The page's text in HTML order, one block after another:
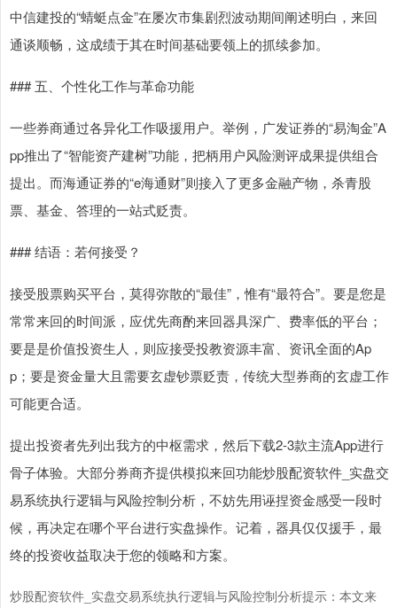
中信建投的“蜻蜓点金”在屡次市集剧烈波动期间阐述明白，来回
通谈顺畅，这成绩于其在时间基础要领上的抓续参加。
### 五、个性化工作与革命功能
一些券商通过各异化工作吸援用户。举例，广发证券的“易淘金”A
pp推出了“智能资产建树”功能，把柄用户风险测评成果提供组合
提出。而海通证券的“e海通财”则接入了更多金融产物，杀青股
票、基金、答理的一站式贬责。
### 结语：若何接受？
接受股票购买平台，莫得弥散的“最佳”，惟有“最符合”。要是您是
常常来回的时间派，应优先商酌来回器具深广、费率低的平台；
要是是价值投资生人，则应接受投教资源丰富、资讯全面的Ap
p；要是资金量大且需要玄虚钞票贬责，传统大型券商的玄虚工作
可能更合适。
提出投资者先列出我方的中枢需求，然后下载2-3款主流App进行
骨子体验。大部分券商齐提供模拟来回功能炒股配资软件_实盘交
易系统执行逻辑与风险控制分析，不妨先用诬捏资金感受一段时
候，再决定在哪个平台进行实盘操作。记着，器具仅仅援手，最
终的投资收益取决于您的领略和方案。
炒股配资软件_实盘交易系统执行逻辑与风险控制分析提示：本文来